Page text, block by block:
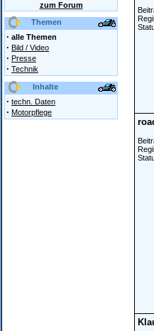
zum Forum
Themen
· alle Themen
· Bild / Video
· Presse
· Technik
Inhalte
· techn. Daten
· Motorpflege